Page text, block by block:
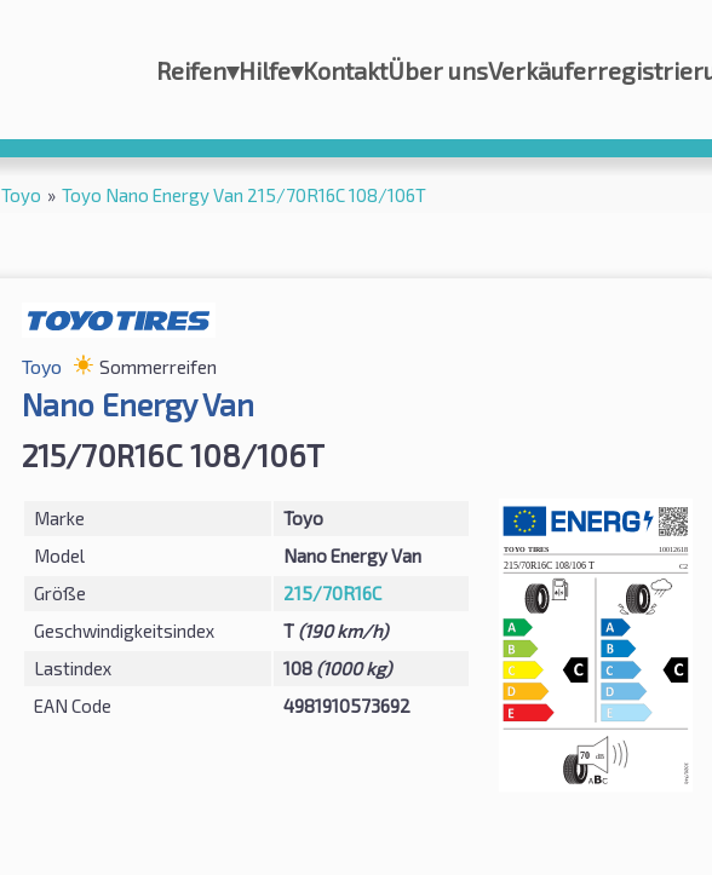
Reifen▾Hilfe▾KontaktÜber uns
Toyo » Toyo Nano Energy Van 215/70R16C 108/106T
Toyo Sommerreifen
Nano Energy Van
215/70R16C 108/106T
Marke
Toyo
Model
Nano Energy Van
Größe
215/70R16C
Geschwindigkeitsindex
T (190 km/h)
Lastindex
108 (1000 kg)
EAN Code
4981910573692